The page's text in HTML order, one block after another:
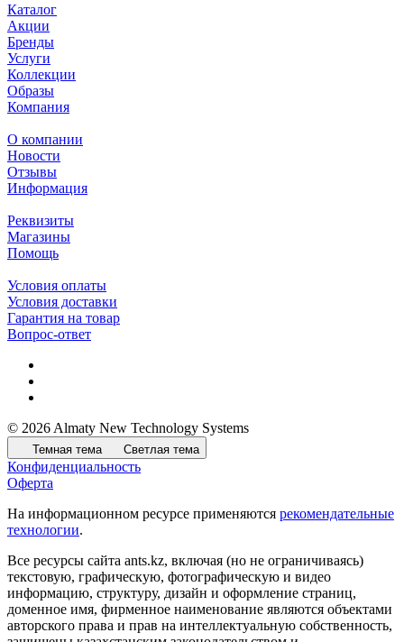
Каталог
Акции
Бренды
Услуги
Коллекции
Образы
Компания
О компании
Новости
Отзывы
Информация
Реквизиты
Магазины
Помощь
Условия оплаты
Условия доставки
Гарантия на товар
Вопрос-ответ
© 2026 Almaty New Technology Systems
Темная тема Светлая тема
Конфиденциальность
Оферта
На информационном ресурсе применяются рекомендательные
технологии.
Все ресурсы сайта ants.kz, включая (но не ограничиваясь)
текстовую, графическую, фотографическую и видео
информацию, структуру, дизайн и оформление страниц,
доменное имя, фирменное наименование являются объектами
авторского права и прав на интеллектуальную собственность,